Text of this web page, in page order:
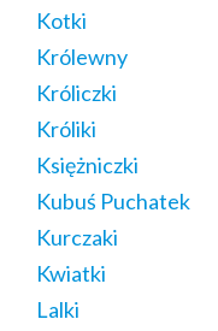
Kotki
Królewny
Króliczki
Króliki
Księżniczki
Kubuś Puchatek
Kurczaki
Kwiatki
Lalki